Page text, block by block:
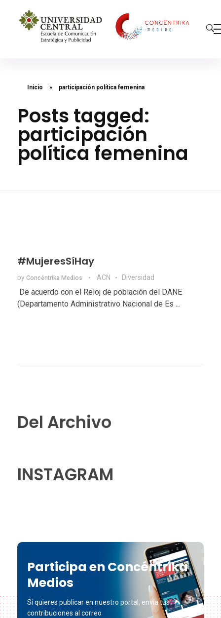
Inicio » participación política femenina
Posts tagged:
participación
política femenina
#MujeresSíHay
by Concéntrika Medios ACN Diversidad
De acuerdo con el Reloj de población del DANE
(Departamento Administrativo Nacional de Es ...
Del Archivo
INSTAGRAM
Participa en Concéntrika
Medios
Si quieres publicar en nuestro portal, envía tus
contribuciones al correo